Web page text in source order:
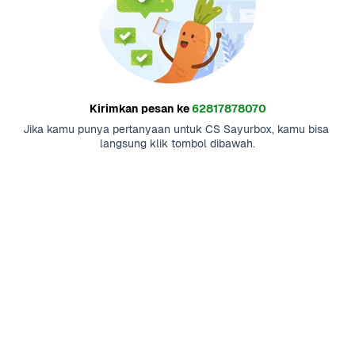
Kirimkan pesan ke62817878070
Jika kamu punya pertanyaan untuk CS Sayurbox, kamu bisa
langsung klik tombol dibawah.